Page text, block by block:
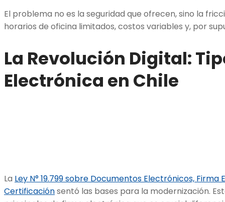
El problema no es la seguridad que ofrecen, sino la
horarios de oficina limitados, costos variables y, por
La Revolución Digital:
Electrónica en Chile
La Ley N° 19.799sobre Documentos Electrónicos, Firma
Certificaciónsentó las bases para la modernización.